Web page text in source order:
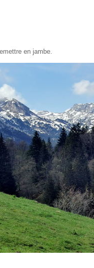
en jambe.